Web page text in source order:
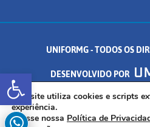
Abrir a barra de
UNIFORMG - TODOS OS
DESENVOLVIDO POR
AV. DR. ARNALDO DE SENNA, 328 -
Este site utiliza cookies e scripts
experiência.
Acesse nossa Política de